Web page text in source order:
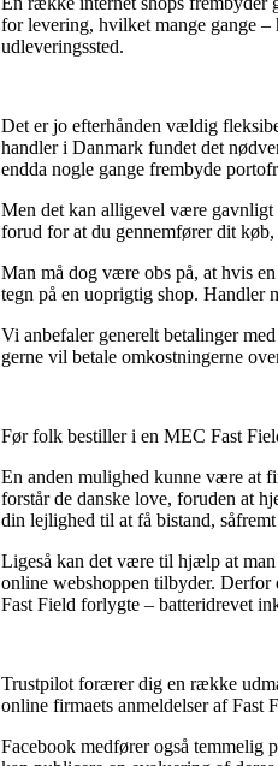
for levering, hvilket mange gange
udleveringssted.
Det er jo efterhånden vældig
handler i Danmark fundet det
endda nogle gange frembyde
Men det kan alligevel være gavnligt
forud for at du gennemfører dit køb,
Man må dog være obs på, at hvis
tegn på en uoprigtig shop. Handler
Vi anbefaler generelt betalinger
gerne vil betale omkostningerne
Før folk bestiller i en MEC Fast
En anden mulighed kunne være at
forstår de danske love, foruden at
din lejlighed til at få bistand,
Ligeså kan det være til hjælp at
online webshoppen tilbyder. Derfor
Fast Field forlygte – batteridrevet
Trustpilot forærer dig en række
online firmaets anmeldelser af
Facebook medfører også temmelig